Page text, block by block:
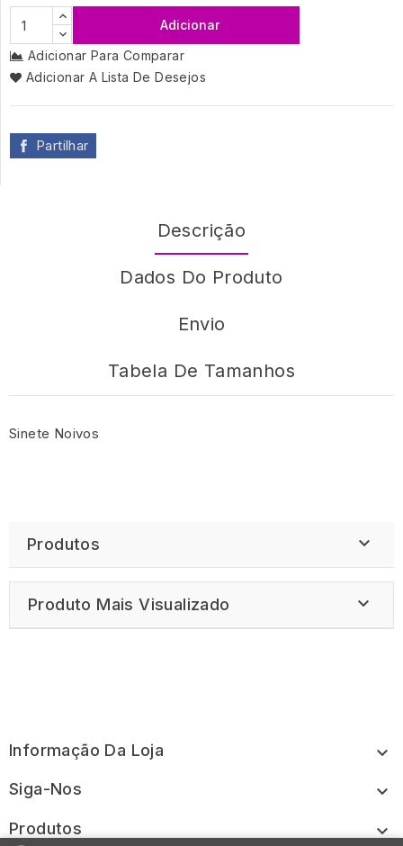
Adicionar
Adicionar Para Comparar
Adicionar A Lista De Desejos
Partilhar
Descrição
Dados Do Produto
Envio
Tabela De Tamanhos
Sinete Noivos
Produtos 
Produto Mais Visualizado 
Informação Da Loja 
Siga-Nos 
Produtos 